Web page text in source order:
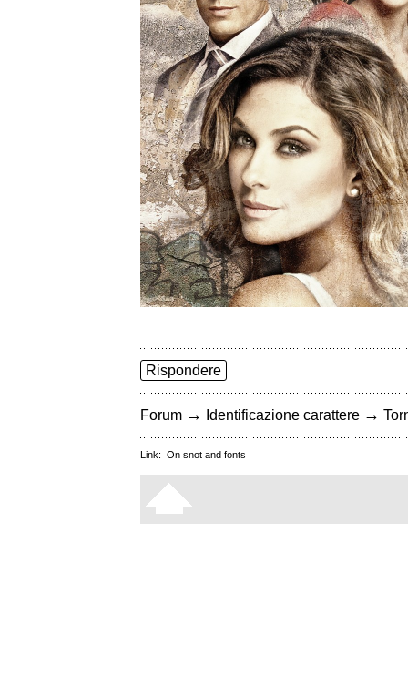
Rispondere
Forum → Identificazione carattere →
Link: On snot and fonts